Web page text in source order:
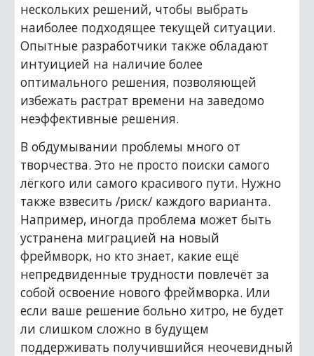
нескольких решений, чтобы выбрать
наиболее подходящее текущей ситуации.
Опытные разработчики также обладают
интуицией на наличие более
оптимального решения, позволяющей
избежать растрат времени на заведомо
неэффективные решения.
В обдумывании проблемы много от
творчества. Это не просто поиски самого
лёгкого или самого красивого пути. Нужно
также взвесить /риск/ каждого варианта.
Например, иногда проблема может быть
устранена миграцией на новый
фреймворк, но кто знает, какие ещё
непредвиденные трудности повлечёт за
собой освоение нового фреймворка. Или
если ваше решение больно хитро, не будет
ли слишком сложно в будущем
поддерживать получившийся неочевидный